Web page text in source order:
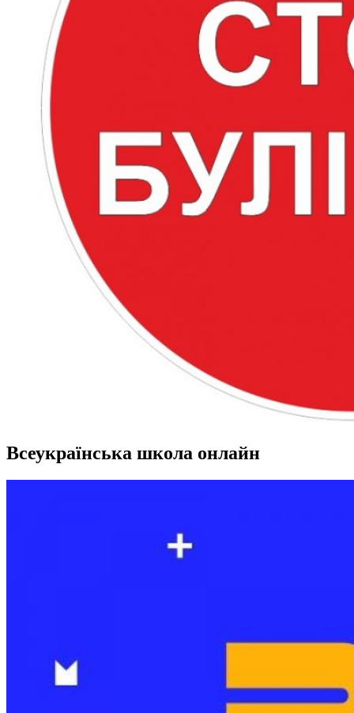
Всеукраїнська школа онлайн